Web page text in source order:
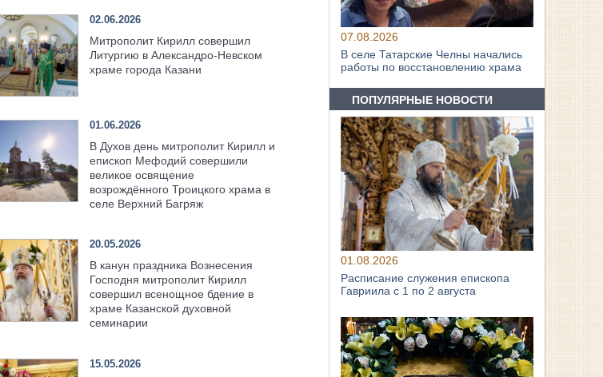
02.06.2026
Митрополит Кирилл совершил
Литургию в Александро-Невском
храме города Казани
01.06.2026
В Духов день митрополит Кирилл и
епископ Мефодий совершили
великое освящение
возрождённого Троицкого храма в
селе Верхний Багряж
20.05.2026
В канун праздника Вознесения
Господня митрополит Кирилл
совершил всенощное бдение в
храме Казанской духовной
семинарии
15.05.2026
07.08.2026
В селе Татарские Челны начались
работы по восстановлению храма
ПОПУЛЯРНЫЕ НОВОСТИ
01.08.2026
Расписание служения епископа
Гавриила с 1 по 2 августа